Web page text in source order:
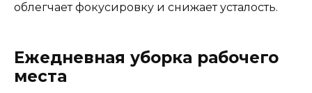
облегчает фокусировку и снижает усталость.
Ежедневная уборка рабочего
места